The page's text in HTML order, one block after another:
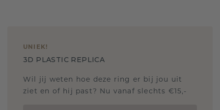
UNIEK!
3D PLASTIC REPLICA
Wil jij weten hoe deze ring er bij jou uit
ziet en of hij past? Nu vanaf slechts €15,-